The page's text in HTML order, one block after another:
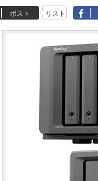
ポスト リスト